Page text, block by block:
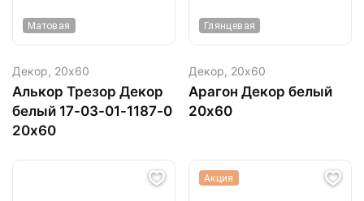
Матовая
Декор, 20х60
Алькор Трезор Декор
белый 17-03-01-1187-0
20х60
Глянцевая
Декор, 20х60
Арагон Декор белый
20х60
Акция